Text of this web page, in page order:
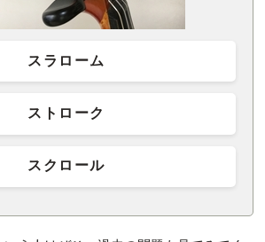
スラローム
ストローク
スクロール